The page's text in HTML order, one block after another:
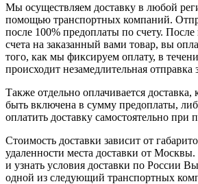
Мы осуществляем доставку в любой
помощью транспортных компаний.
после 100% предоплаты по счету.
счета на заказанный вами товар, вы
того, как мы фиксируем оплату, в
происходит незамедлительная отправка
Также отдельно оплачивается доставка,
быть включена в сумму предоплаты,
оплатить доставку самостоятельно при
Стоимость доставки зависит от
удаленности места доставки от Москвы.
и узнать условия доставки по России
одной из следующий транспортных